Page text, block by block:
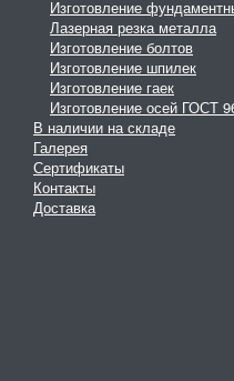
Изготовление
Лазерная резка металла
Изготовление болтов
Изготовление шпилек
Изготовление гаек
Изготовление осей ГОСТ
В наличии на складе
Галерея
Сертификаты
Контакты
Доставка